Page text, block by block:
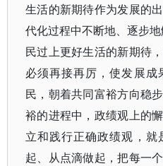
生活的新期待作为发展的
代化过程中不断地、逐步
民过上更好生活的新期待
必须再接再厉，使发展成
民，朝着共同富裕方向稳
裕的进程中，政绩观上的
立和践行正确政绩观，
起、从点滴做起，把每一